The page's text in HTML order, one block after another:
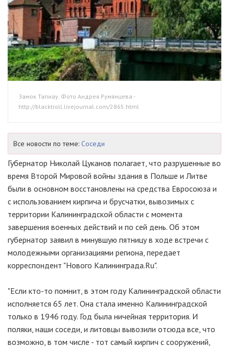
Замок Тапиау. Фото Андрея Румянцева -
http://blacktroll.livejournal.com/2865.html
Все новости по теме: Соседи
Губернатор Николай Цуканов полагает, что разрушенные во
время Второй Мировой войны здания в Польше и Литве
были в основном восстановлены на средства Евросоюза и
с использованием кирпича и брусчатки, вывозимых с
территории Калининградской области с момента
завершения военных действий и по сей день. Об этом
губернатор заявил в минувшую пятницу в ходе встречи с
молодежными организациями региона, передает
корреспондент "Нового Калининграда.Ru".
"Если кто-то помнит, в этом году Калининградской области
исполняется 65 лет. Она стала именно Калининградской
только в 1946 году. Год была ничейная территория. И
поляки, наши соседи, и литовцы вывозили отсюда все, что
возможно, в том числе - тот самый кирпич с сооружений,